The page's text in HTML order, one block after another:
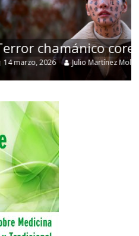
coreano
Molina 0